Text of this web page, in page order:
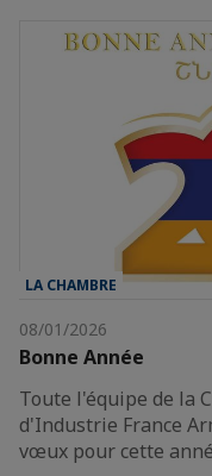
LA CHAMBRE
08/01/2026
Bonne Année
Toute l'équipe de la
d'Industrie France
vœux pour cette